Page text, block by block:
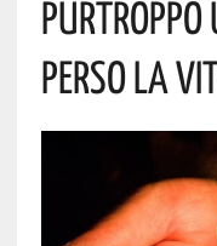
Purtroppo
Perso La